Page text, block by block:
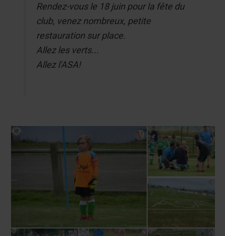
Rendez-vous le 18 juin pour la fête du
club, venez nombreux, petite
restauration sur place.
Allez les verts...
Allez l'ASA!